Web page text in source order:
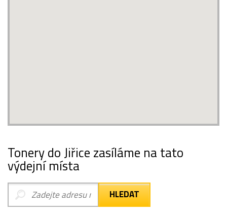
Tonery do Jiřice zasíláme na tato
výdejní místa